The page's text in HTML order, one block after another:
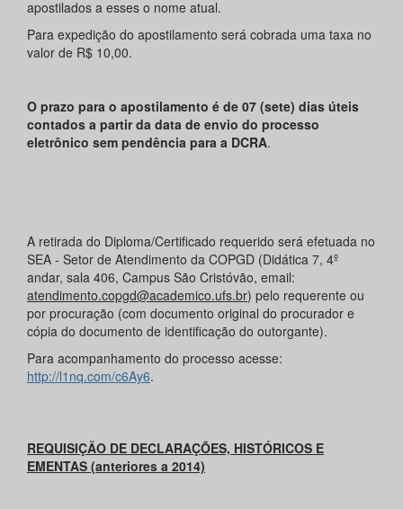
apostilados a esses o nome atual.
Para expedição do apostilamento será cobrada uma taxa no
valor de R$ 10,00.
O prazo para o apostilamento é de 07 (sete) dias úteis
contados a partir da data de envio do processo
eletrônico sem pendência para a DCRA.
A retirada do Diploma/Certificado requerido será efetuada no
SEA - Setor de Atendimento da COPGD (Didática 7, 4º
andar, sala 406, Campus São Cristóvão, email:
atendimento.copgd@academico.ufs.br) pelo requerente ou
por procuração (com documento original do procurador e
cópia do documento de identificação do outorgante).
Para acompanhamento do processo acesse:
http://l1nq.com/c6Ay6.
REQUISIÇÃO DE DECLARAÇÕES, HISTÓRICOS E
EMENTAS (anteriores a 2014)